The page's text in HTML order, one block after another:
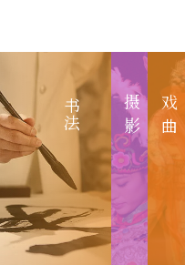
书法
摄
影
戏
曲